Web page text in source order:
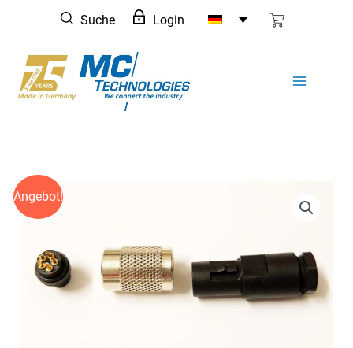
springen
Suche Login
Angebot!